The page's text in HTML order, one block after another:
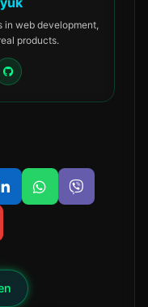
in web development,
products.